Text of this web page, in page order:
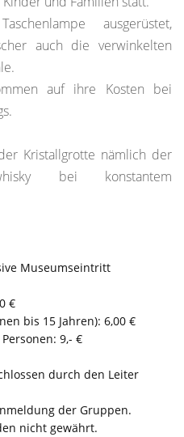
ausgerüstet,
auch die verwinkelten
auf ihre Kosten bei
Kristallgrotte nämlich der
bei konstantem
Museumseintritt
€
bis 15 Jahren): 6,00 €
9,- €
durch den Leiter
der Gruppen.
nicht gewährt.